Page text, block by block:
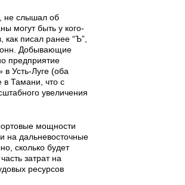
не слышал об
могут быть у кого-
писал ранее “Ъ”,
Добывающие
предприятие
в Усть-Луге (оба
в Тамани, что с
увеличения
мощности
на дальневосточные
сколько будет
затрат на
ресурсов